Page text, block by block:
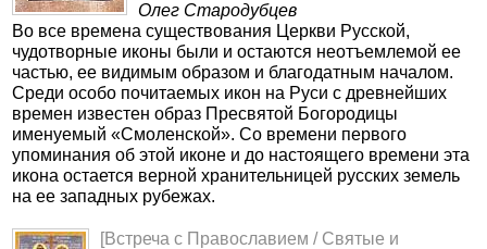
Олег Стародубцев
Во все времена существования Церкви Русской,
чудотворные иконы были и остаются неотъемлемой ее
частью, ее видимым образом и благодатным началом.
Среди особо почитаемых икон на Руси с древнейших
времен известен образ Пресвятой Богородицы
именуемый «Смоленской». Со времени первого
упоминания об этой иконе и до настоящего времени эта
икона остается верной хранительницей русских земель
на ее западных рубежах.
[Встреча с Православием / Святые и